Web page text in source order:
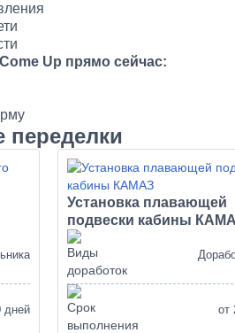
Up прямо сейчас:
переделки
дней
Установка плавающей
подвески кабины
от